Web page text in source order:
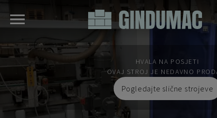
HVALA NA POSJETI
OVAJ STROJ JE NEDAVNO
Pogledajte slične strojeve